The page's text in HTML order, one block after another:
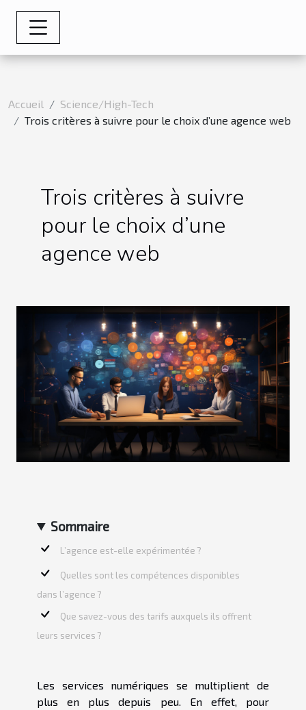
Accueil
Science/High-Tech
Trois critères à suivre pour le choix d’une agence web
Trois critères à suivre
pour le choix d’une
agence web
Sommaire
L’agence est-elle expérimentée ?
Quelles sont les compétences disponibles
dans l’agence ?
Que savez-vous des tarifs auxquels ils offrent
leurs services ?
Les services numériques se multiplient de
plus en plus depuis peu. En effet, pour